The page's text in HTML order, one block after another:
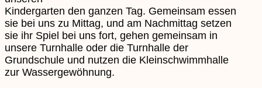
Kindergarten den ganzen Tag. Gemeinsam essen
sie bei uns zu Mittag, und am Nachmittag setzen
sie ihr Spiel bei uns fort, gehen gemeinsam in
unsere Turnhalle oder die Turnhalle der
Grundschule und nutzen die Kleinschwimmhalle
zur Wassergewöhnung.